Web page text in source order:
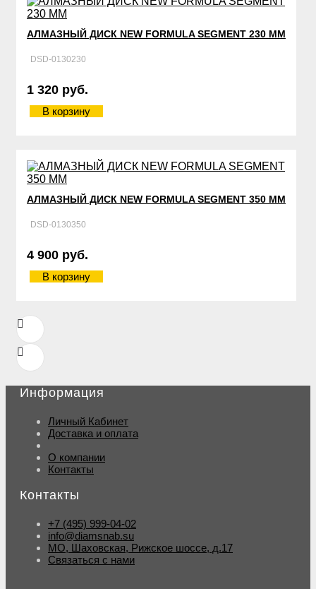
АЛМАЗНЫЙ ДИСК NEW FORMULA SEGMENT 230 ММ
DSD-0130230
1 320 руб.
В корзину
АЛМАЗНЫЙ ДИСК NEW FORMULA SEGMENT 350 ММ
DSD-0130350
4 900 руб.
В корзину
Информация
Личный Кабинет
Доставка и оплата
О компании
Контакты
Контакты
+7 (495) 999-04-02
info@diamsnab.su
МО, Шаховская, Рижское шоссе, д.17
Связаться с нами